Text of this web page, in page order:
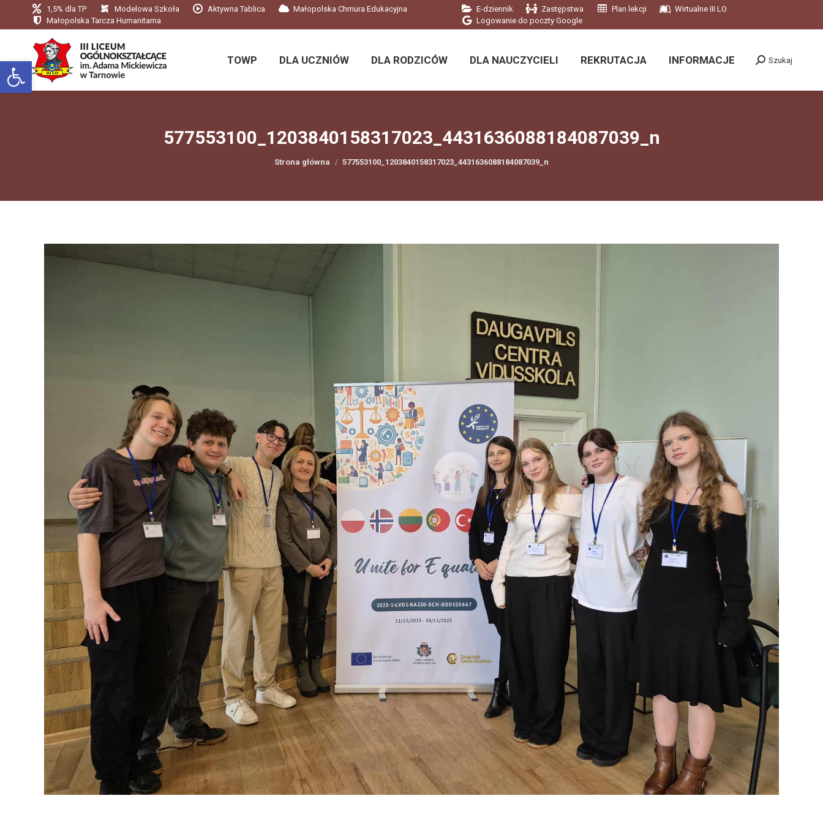
Otwórz pasek narzędzi
1,5% dla TP Modelowa Szkoła Aktywna Tablica
Małopolska Chmura Edukacyjna
Małopolska Tarcza Humanitarna
E-dziennik Zastępstwa Plan lekcji
Wirtualne III LO
Logowanie do poczty Google
TOWP DLA UCZNIÓW DLA RODZICÓW DLA NAUCZYCIELI REKRUTACJA INFORMACJE Szukaj:
Szukaj
577553100_1203840158317023_4431636088184087039_n
Jesteś tutaj:
Strona główna 577553100_1203840158317023_4431636088184087039_n
DLA NAUCZYCIELI REKRUTACJA